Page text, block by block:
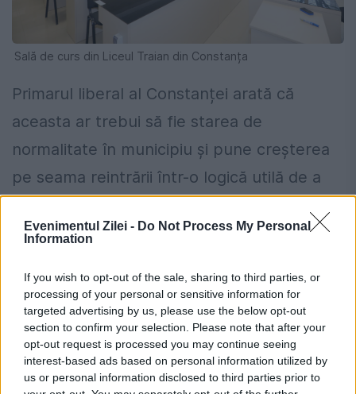
Evenimentul Zilei - Do Not Process My Personal
Information
If you wish to opt-out of the sale, sharing to third parties, or
processing of your personal or sensitive information for
targeted advertising by us, please use the below opt-out
section to confirm your selection. Please note that after your
opt-out request is processed you may continue seeing
interest-based ads based on personal information utilized by
us or personal information disclosed to third parties prior to
Sală de curs din Liceul Traian din Constanța
Primarul liberal al Constanței arată că
aceasta ar trebui să fie starea de
normalitate în municipiu și pune creșterea
pe seama reintrării într-o logică utilă de a